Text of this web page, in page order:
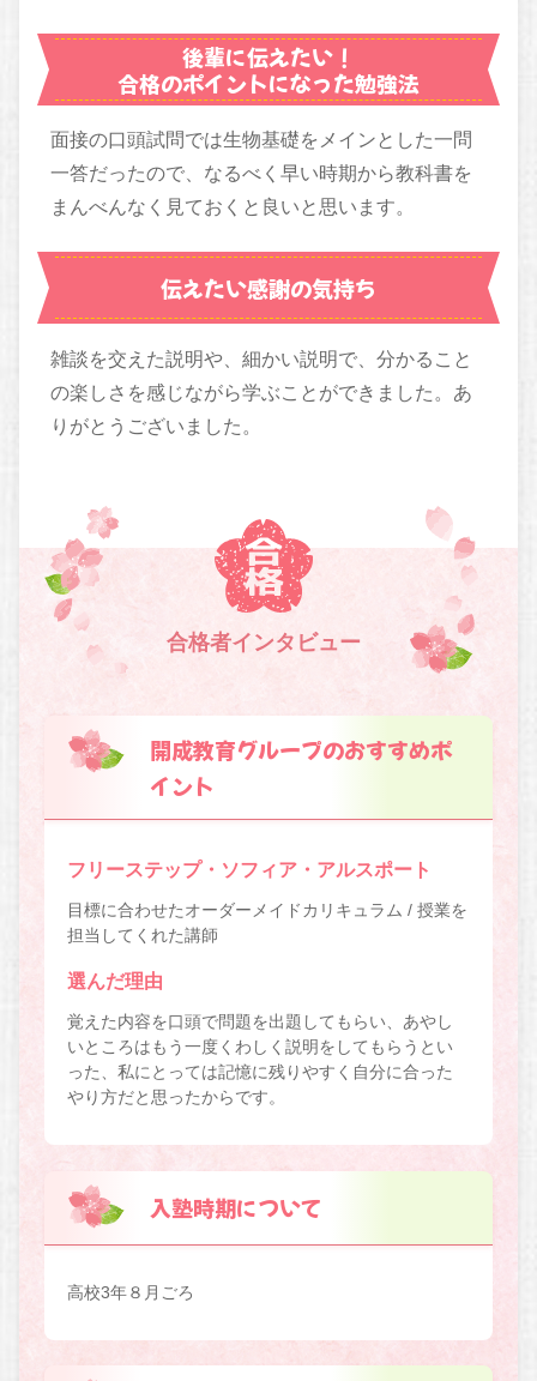
後輩に伝えたい！
合格のポイントになった勉強法
面接の口頭試問では生物基礎をメインとした一問
一答だったので、なるべく早い時期から教科書を
まんべんなく見ておくと良いと思います。
伝えたい感謝の気持ち
雑談を交えた説明や、細かい説明で、分かること
の楽しさを感じながら学ぶことができました。あ
りがとうございました。
合格者インタビュー
開成教育グループのおすすめポ
イント
フリーステップ・ソフィア・アルスポート
目標に合わせたオーダーメイドカリキュラム / 授業を
担当してくれた講師
選んだ理由
覚えた内容を口頭で問題を出題してもらい、あやし
いところはもう一度くわしく説明をしてもらうとい
った、私にとっては記憶に残りやすく自分に合った
やり方だと思ったからです。
入塾時期について
高校3年８月ごろ